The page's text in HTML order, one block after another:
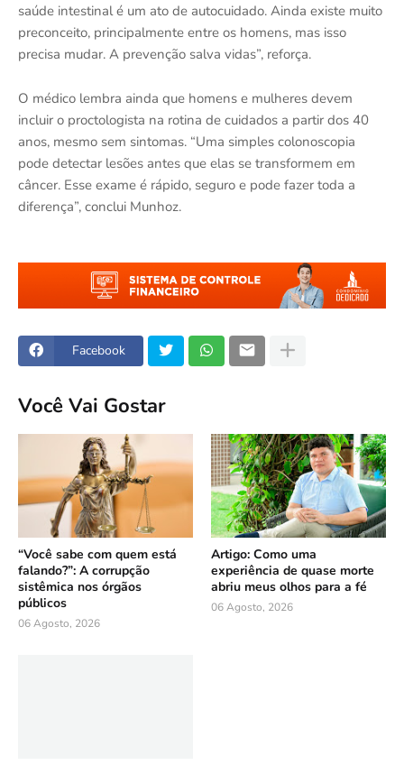
saúde intestinal é um ato de autocuidado. Ainda existe muito
preconceito, principalmente entre os homens, mas isso
precisa mudar. A prevenção salva vidas”, reforça.
O médico lembra ainda que homens e mulheres devem
incluir o proctologista na rotina de cuidados a partir dos 40
anos, mesmo sem sintomas. “Uma simples colonoscopia
pode detectar lesões antes que elas se transformem em
câncer. Esse exame é rápido, seguro e pode fazer toda a
diferença”, conclui Munhoz.
Facebook
Você Vai Gostar
“Você sabe com quem está
falando?”: A corrupção
sistêmica nos órgãos
públicos
06 Agosto, 2026
Artigo: Como uma
experiência de quase morte
abriu meus olhos para a fé
06 Agosto, 2026